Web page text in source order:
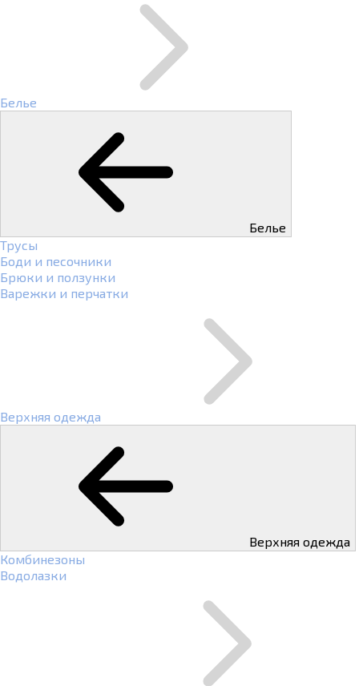
Белье
Белье
Трусы
Боди и песочники
Брюки и ползунки
Варежки и перчатки
Верхняя одежда
Верхняя одежда
Комбинезоны
Водолазки